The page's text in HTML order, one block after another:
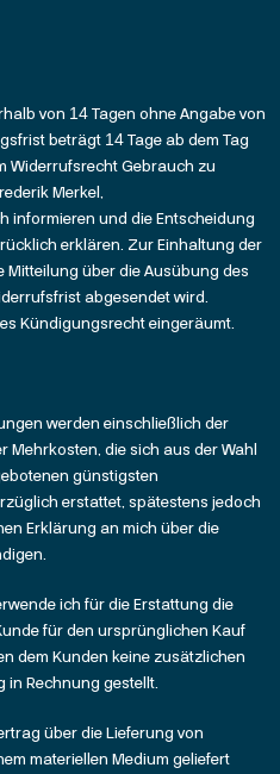
von 14 Tagen ohne Angabe von
beträgt 14 Tage ab dem Tag
Widerrufsrecht Gebrauch zu
Merkel,
informieren und die Entscheidung
erklären. Zur Einhaltung der
über die Ausübung des
abgesendet wird.
Kündigungsrecht eingeräumt.
werden einschließlich der
Mehrkosten, die sich aus der Wahl
günstigsten
erstattet, spätestens jedoch
Erklärung an mich über die
ich für die Erstattung die
für den ursprünglichen Kauf
dem Kunden keine zusätzlichen
in Rechnung gestellt.
über die Lieferung von
materiellen Medium geliefert